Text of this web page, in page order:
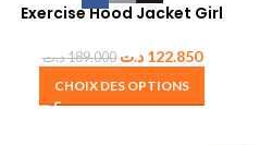
Exercise Hood Jacket Girl
189.000د.ت 122.850 د.ت
CHOIX DES OPTIONS